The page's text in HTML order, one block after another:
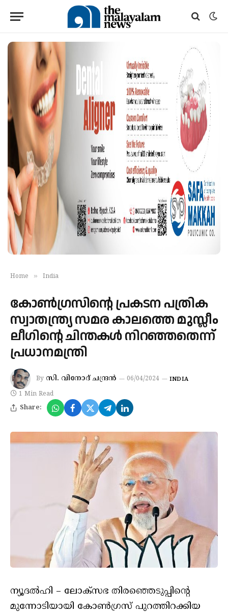
Home » India
കോണ്‍ഗ്രസിന്റെ പ്രകടന പത്രിക
സ്വാതന്ത്ര്യ സമര കാലത്തെ മുസ്ലീം
ലീഗിന്റെ ചിന്തകള്‍ നിറഞ്ഞതെന്ന്
പ്രധാനമന്ത്രി
By സി. വിനോദ് ചന്ദ്രന്‍ 06/04/2024 INDIA
1 Min Read
Share:
ന്യൂദല്‍ഹി – ലോക്‌സഭ തിരഞ്ഞെടുപ്പിന്റെ
മുന്നോടിയായി കോണ്‍ഗ്രസ് പുറത്തിറക്കിയ